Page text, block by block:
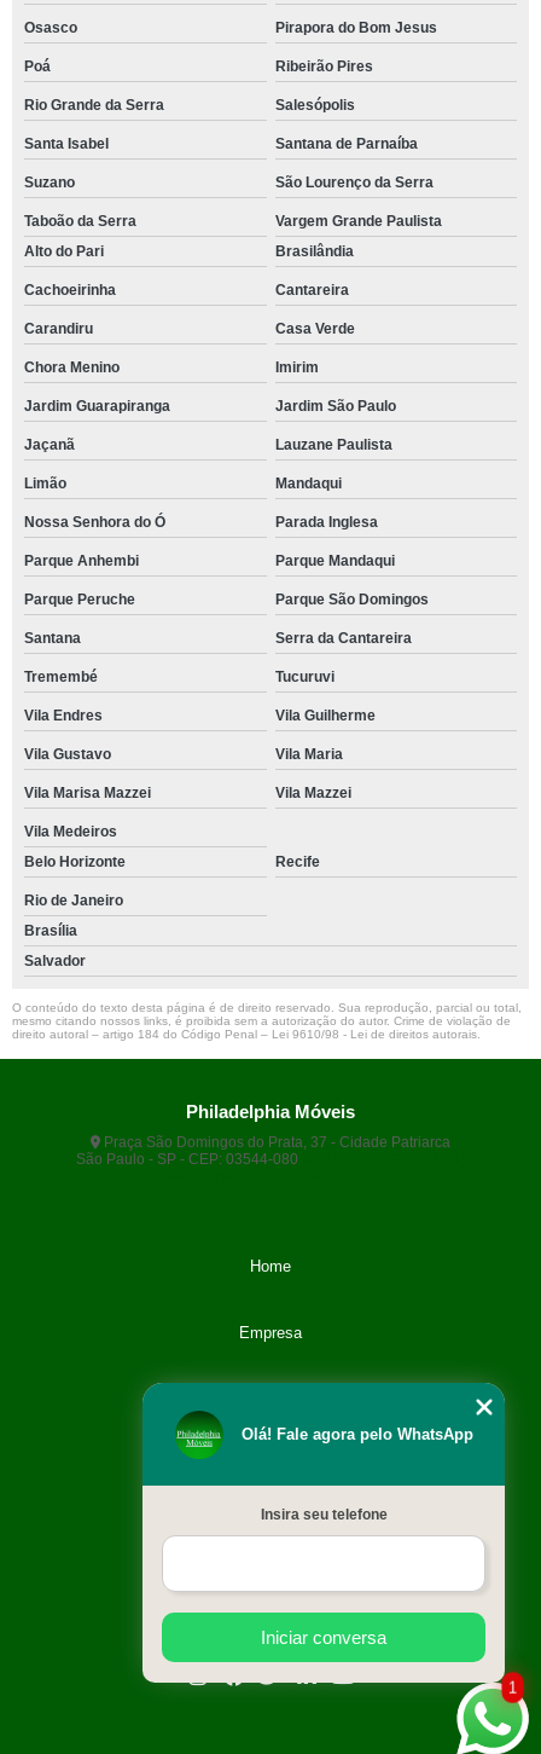
Osasco Pirapora do Bom Jesus
Poá Ribeirão Pires
Rio Grande da Serra Salesópolis
Santa Isabel Santana de Parnaíba
Suzano São Lourenço da Serra
Taboão da Serra
Vargem Grande Paulista
Alto do Pari
Brasilândia
Cachoeirinha Cantareira
Carandiru Casa Verde
Chora Menino Imirim
Jardim Guarapiranga Jardim São Paulo
Jaçanã Lauzane Paulista
Limão Mandaqui
Nossa Senhora do Ó Parada Inglesa
Parque Anhembi Parque Mandaqui
Parque Peruche Parque São Domingos
Santana Serra da Cantareira
Tremembé Tucuruvi
Vila Endres Vila Guilherme
Vila Gustavo Vila Maria
Vila Marisa Mazzei Vila Mazzei
Vila Medeiros
Belo Horizonte
Recife
Rio de Janeiro
Brasília
Salvador
O conteúdo do texto desta página é de direito reservado. Sua reprodução, parcial ou total,
mesmo citando nossos links, é proibida sem a autorização do autor. Crime de violação de
direito autoral – artigo 184 do Código Penal – Lei 9610/98 - Lei de direitos autorais.
Philadelphia Móveis
Praça São Domingos do Prata, 37 - Cidade Patriarca
São Paulo - SP - CEP: 03544-080
Home
Empresa
Catálogo
1
Olá! Fale agora pelo WhatsApp
Insira seu telefone
Iniciar conversa